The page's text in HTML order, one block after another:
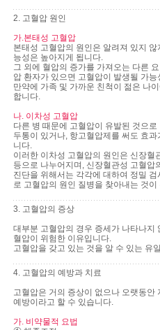
2. 고혈압 원인
가.본태성 고혈압
본태성 고혈압의 원인은 알려져 있지
능성은 높아지게 됩니다.
그 외에 혈압의 증가를 가져오는 다른
압 환자가 있으면 고혈압이 발생될 가능
만약에 가족 및 가까운 친척이 젊은 나
합니다.
나. 이차성 고혈압
다른 병 때문에 고혈압이 유발된 것으
두통이 있거나, 항고혈압제를 써도 효
니다.
이러한 이차성 고혈압의 원인은 신장혈
등으로 나누어지며, 신장혈관성 고혈압
진단을 위해서는 각각에 대하여 정밀
로 고혈압의 원인 질병을 찾아내는 것
3. 고혈압의 증상
대부분 고혈압의 경우 증세가 나타나지
혈압이 위험한 이유입니다.
고혈압을 갖고 있는 것을 알 수 있는 유
4. 고혈압의 예방과 치료
고혈압은 거의 증상이 없으나 오랫동
예방이라고 할 수 있습니다.
가. 비약물적 요법